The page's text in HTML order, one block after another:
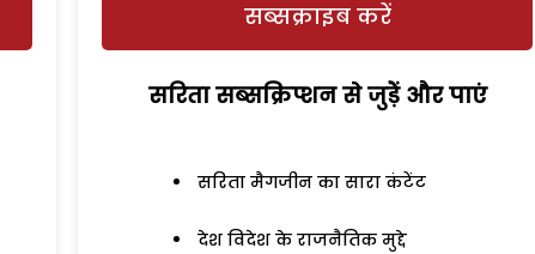
सब्सक्राइब करें
सरिता सब्सक्रिप्शन से जुड़ेें और पाएं
सरिता मैगजीन का सारा कंटेंट
देश विदेश के राजनैतिक मुद्दे